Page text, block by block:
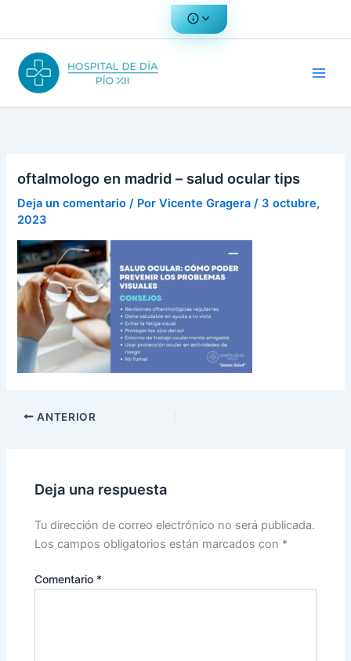
oftalmologo en madrid – salud ocular tips
Deja un comentario / PorVicente Gragera/ 3 octubre,
2023
ANTERIOR
Deja una respuesta
Tu dirección de correo electrónico no será publicada.
Los campos obligatorios están marcados con *
Comentario *